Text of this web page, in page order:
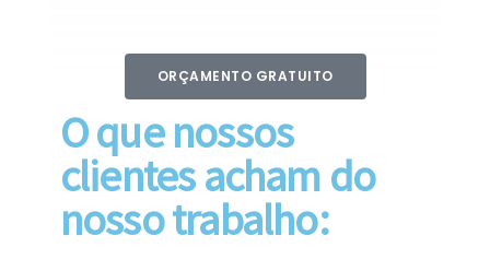
ORÇAMENTO GRATUITO
O que nossos
clientes acham do
nosso trabalho: